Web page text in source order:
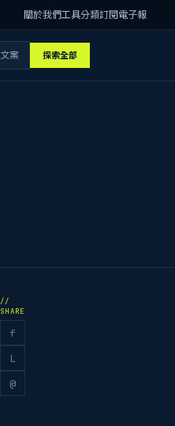
關於我們工具分類訂閱電子報
探索全部
//
SHARE
f
L
@